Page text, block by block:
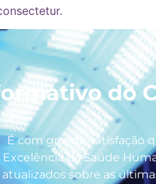
do
É com grande satisfação
Excelência da Saúde
atualizados sobre as